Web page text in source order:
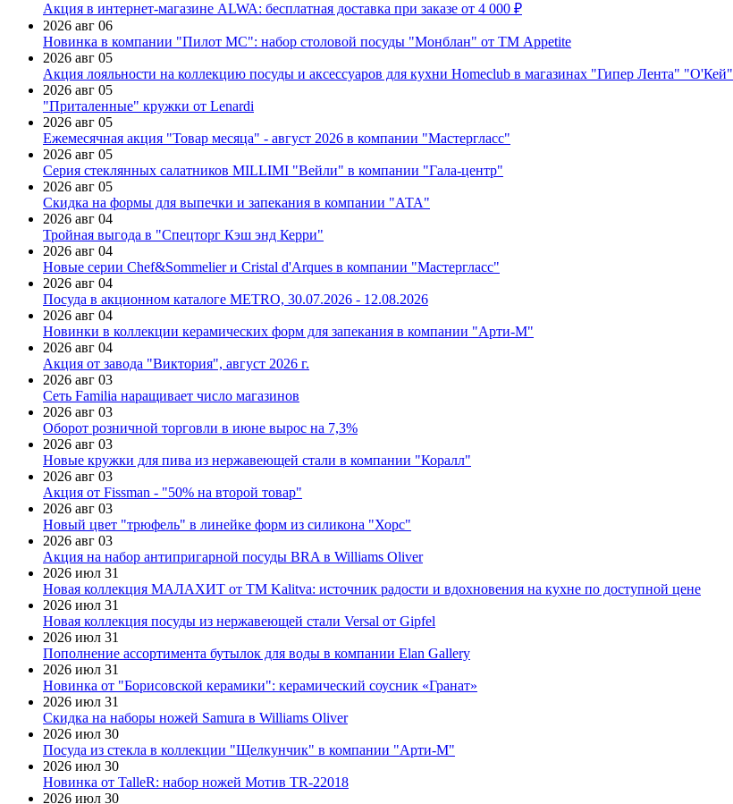
Акция в интернет-магазине ALWA: бесплатная доставка при заказе от 4 000 ₽
2026 авг 06
Новинка в компании "Пилот МС": набор столовой посуды "Монблан" от ТМ Appetite
2026 авг 05
Акция лояльности на коллекцию посуды и аксессуаров для кухни Homeclub в магазинах "Гипер Лента" "О'Кей"
2026 авг 05
"Приталенные" кружки от Lenardi
2026 авг 05
Ежемесячная акция "Товар месяца" - август 2026 в компании "Мастергласс"
2026 авг 05
Серия стеклянных салатников MILLIMI "Вейли" в компании "Гала-центр"
2026 авг 05
Скидка на формы для выпечки и запекания в компании "АТА"
2026 авг 04
Тройная выгода в "Спецторг Кэш энд Керри"
2026 авг 04
Новые серии Chef&Sommelier и Cristal d'Arques в компании "Мастергласс"
2026 авг 04
Посуда в акционном каталоге METRO, 30.07.2026 - 12.08.2026
2026 авг 04
Новинки в коллекции керамических форм для запекания в компании "Арти-М"
2026 авг 04
Акция от завода "Виктория", август 2026 г.
2026 авг 03
Сеть Familia наращивает число магазинов
2026 авг 03
Оборот розничной торговли в июне вырос на 7,3%
2026 авг 03
Новые кружки для пива из нержавеющей стали в компании "Коралл"
2026 авг 03
Акция от Fissman - "50% на второй товар"
2026 авг 03
Новый цвет "трюфель" в линейке форм из силикона "Хорс"
2026 авг 03
Акция на набор антипригарной посуды BRA в Williams Oliver
2026 июл 31
Новая коллекция МАЛАХИТ от ТМ Kalitva: источник радости и вдохновения на кухне по доступной цене
2026 июл 31
Новая коллекция посуды из нержавеющей стали Versal от Gipfel
2026 июл 31
Пополнение ассортимента бутылок для воды в компании Elan Gallery
2026 июл 31
Новинка от "Борисовской керамики": керамический соусник «Гранат»
2026 июл 31
Скидка на наборы ножей Samura в Williams Oliver
2026 июл 30
Посуда из стекла в коллекции "Щелкунчик" в компании "Арти-М"
2026 июл 30
Новинка от TalleR: набор ножей Мотив TR-22018
2026 июл 30